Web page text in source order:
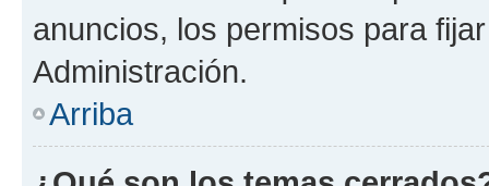
anuncios, los permisos para
Administración.
Arriba